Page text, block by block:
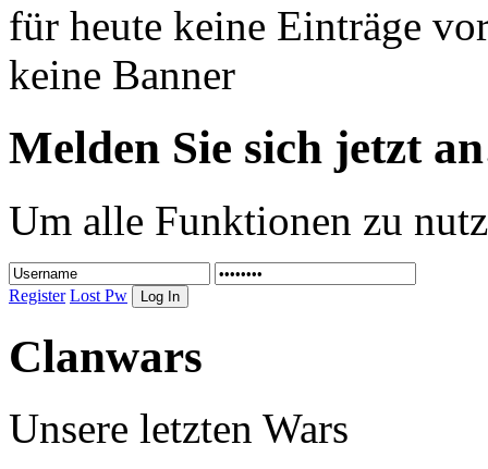
für heute keine Einträge
keine Banner
Melden Sie sich jetzt
Um alle Funktionen zu
Register Lost Pw
Clanwars
Unsere letzten Wars